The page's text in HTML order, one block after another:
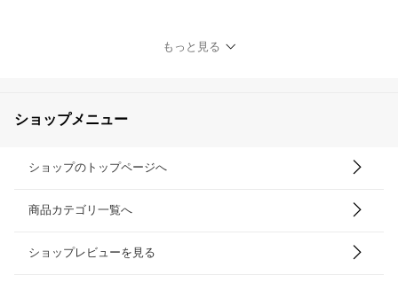
イコレクション
もっと見る
ショップメニュー
ショップのトップページへ
商品カテゴリ一覧へ
ショップレビューを見る